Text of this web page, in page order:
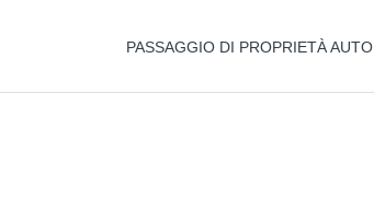
PASSAGGIO DI PROPRIETÀ AUTO